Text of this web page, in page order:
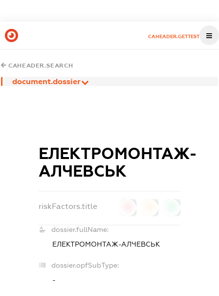
CAHEADER.GETTEST
CAHEADER.SEARCH
document.dossier
ЕЛЕКТРОМОНТАЖ-
АЛЧЕВСЬК
riskFactors.title
dossier.fullName:
ЕЛЕКТРОМОНТАЖ-АЛЧЕВСЬК
dossier.opfSubType:
-